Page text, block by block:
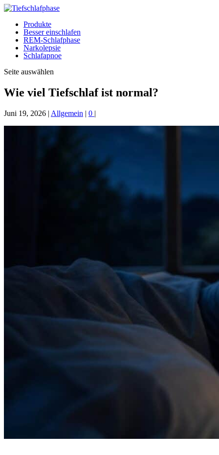
Produkte
Besser einschlafen
REM-Schlafphase
Narkolepsie
Schlafapnoe
Seite auswählen
Wie viel Tiefschlaf ist normal?
Juni 19, 2026 | Allgemein | 0 |